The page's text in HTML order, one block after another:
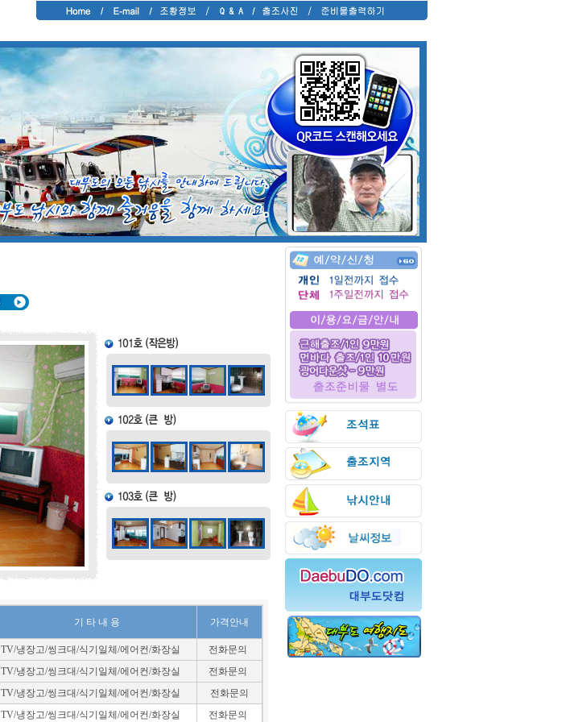
기 타 내 용 가격안내
TV/냉장고/씽크대/식기일체/에어컨/화장실
전화문의
TV/냉장고/씽크대/식기일체/에어컨/화장실
전화문의
TV/냉장고/씽크대/식기일체/에어컨/화장실
전화문의
TV/냉장고/씽크대/식기일체/에어컨/화장실 전화문의